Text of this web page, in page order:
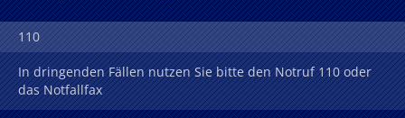
110
In dringenden Fällen nutzen Sie bitte den Notruf 110 oder
das Notfallfax